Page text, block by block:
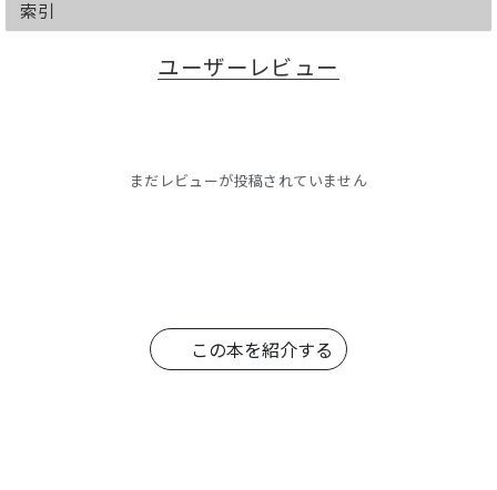
る。
TOPIXや日経平均株価を模倣する上場投
式まで買うことになる。
自分自身の目で見て頭で判断し、長期の
索引
ユーザーレビュー
まだレビューが投稿されていません
この本を紹介する